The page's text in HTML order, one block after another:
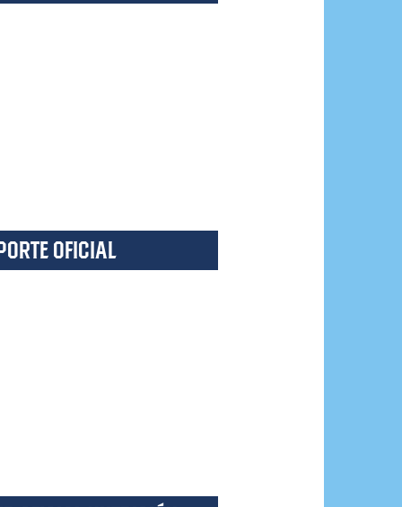
OFICIAL